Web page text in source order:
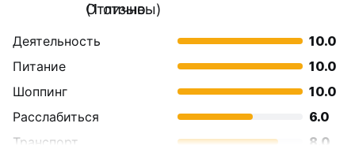
Отлично
(1 отзывы)
Деятельность
10.0
Питание
10.0
Шоппинг
10.0
Расслабиться
6.0
Транспорт
8.0